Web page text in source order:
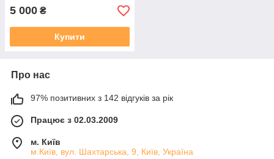
5 000 ₴
Купити
Про нас
97% позитивних з 142 відгуків за рік
Працює з 02.03.2009
м. Київ
м.Київ, вул. Шахтарська, 9, Київ, Україна